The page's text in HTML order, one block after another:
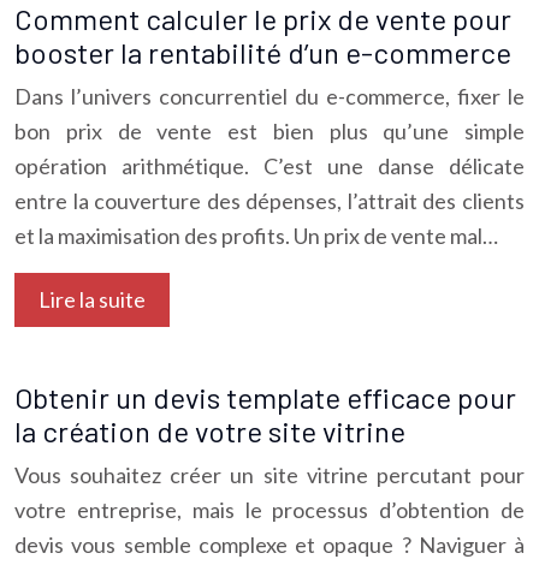
Comment calculer le prix de vente pour
booster la rentabilité d’un e-commerce
Dans l’univers concurrentiel du e-commerce, fixer le
bon prix de vente est bien plus qu’une simple
opération arithmétique. C’est une danse délicate
entre la couverture des dépenses, l’attrait des clients
et la maximisation des profits. Un prix de vente mal…
Lire la suite
Obtenir un devis template efficace pour
la création de votre site vitrine
Vous souhaitez créer un site vitrine percutant pour
votre entreprise, mais le processus d’obtention de
devis vous semble complexe et opaque ? Naviguer à